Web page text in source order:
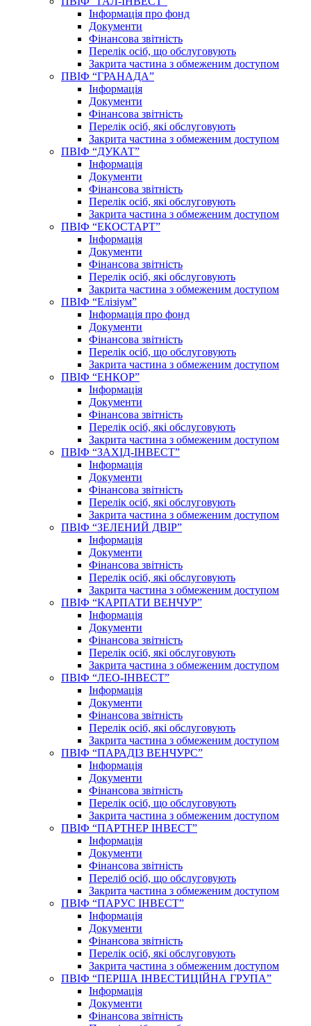
Інформація про фонд
Документи
Фінансова звітність
Перелік осіб, що обслуговують
Закрита частина з обмеженим доступом
ПВІФ “ГРАНАДА”
Інформація
Документи
Фінансова звітність
Перелік осіб, які обслуговують
Закрита частина з обмеженим доступом
ПВІФ “ДУКАТ”
Інформація
Документи
Фінансова звітність
Перелік осіб, які обслуговують
Закрита частина з обмеженим доступом
ПВІФ “ЕКОСТАРТ”
Інформація
Документи
Фінансова звітність
Перелік осіб, які обслуговують
Закрита частина з обмеженим доступом
ПВІФ “Елізіум”
Інформація про фонд
Документи
Фінансова звітність
Перелік осіб, що обслуговують
Закрита частина з обмеженим доступом
ПВІФ “ЕНКОР”
Інформація
Документи
Фінансова звітність
Перелік осіб, які обслуговують
Закрита частина з обмеженим доступом
ПВІФ “ЗАХІД-ІНВЕСТ”
Інформація
Документи
Фінансова звітність
Перелік осіб, які обслуговують
Закрита частина з обмеженим доступом
ПВІФ “ЗЕЛЕНИЙ ДВІР”
Інформація
Документи
Фінансова звітність
Перелік осіб, які обслуговують
Закрита частина з обмеженим доступом
ПВІФ “КАРПАТИ ВЕНЧУР”
Інформація
Документи
Фінансова звітність
Перелік осіб, які обслуговують
Закрита частина з обмеженим доступом
ПВІФ “ЛЕО-ІНВЕСТ”
Інформація
Документи
Фінансова звітність
Перелік осіб, які обслуговують
Закрита частина з обмеженим доступом
ПВІФ “ПАРАДІЗ ВЕНЧУРС”
Інформація
Документи
Фінансова звітність
Перелік осіб, що обслуговують
Закрита частина з обмеженим доступом
ПВІФ “ПАРТНЕР ІНВЕСТ”
Інформація
Документи
Фінансова звітність
Переліб осіб, що обслуговують
Закрита частина з обмеженим доступом
ПВІФ “ПАРУС ІНВЕСТ”
Інформація
Документи
Фінансова звітність
Перелік осіб, які обслуговують
Закрита частина з обмеженим доступом
ПВІФ “ПЕРША ІНВЕСТИЦІЙНА ГРУПА”
Інформація
Документи
Фінансова звітність